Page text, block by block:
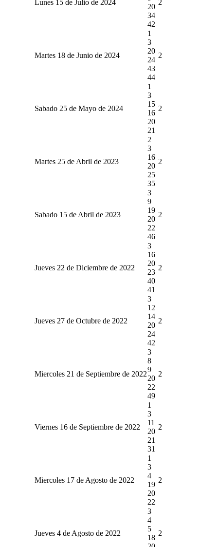
Lunes 15 de Julio de 2024
20
34
42
2
Martes 18 de Junio de 2024
1
3
20
24
43
44
2
Sabado 25 de Mayo de 2024
1
3
15
16
20
21
2
Martes 25 de Abril de 2023
2
3
16
20
25
35
2
Sabado 15 de Abril de 2023
3
9
19
20
22
46
2
Jueves 22 de Diciembre de 2022
3
16
20
23
40
41
2
Jueves 27 de Octubre de 2022
3
12
14
20
24
42
2
Miercoles 21 de Septiembre de 2022
3
8
9
20
22
49
2
Viernes 16 de Septiembre de 2022
1
3
11
20
21
31
2
Miercoles 17 de Agosto de 2022
1
3
4
19
20
22
2
Jueves 4 de Agosto de 2022
3
4
5
18
2